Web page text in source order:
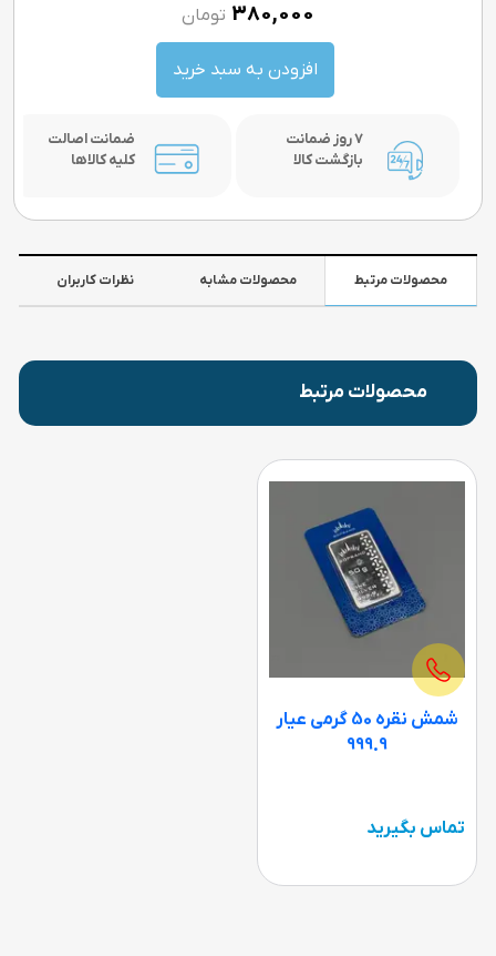
380,000 تومان
افزودن به سبد خرید
7 روز ضمانت
بازگشت کالا
ضمانت اصالت
کلیه کالاها
محصولات مرتبط محصولات مشابه نظرات کاربران
محصولات مرتبط
شمش نقره 50 گرمی عیار
999.9
تماس بگیرید